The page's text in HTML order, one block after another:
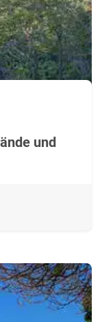
und